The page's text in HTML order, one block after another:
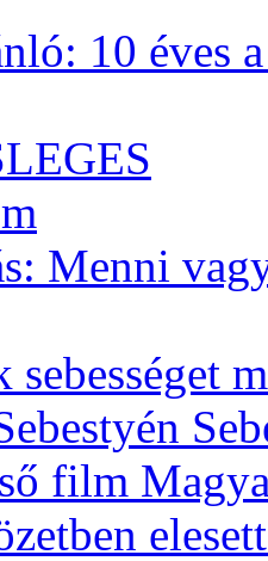
10 éves
Menni
film